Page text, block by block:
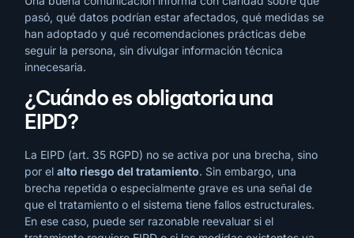
pasó, qué datos podrían estar afectados, qué medidas se
han adoptado y qué recomendaciones prácticas debe
seguir la persona, sin divulgar información técnica
innecesaria.
¿Cuándo es obligatoria una
EIPD?
La EIPD (art. 35 RGPD) no se activa por una brecha, sino
por el alto riesgo del tratamiento. Sin embargo, una
brecha repetida o especialmente grave es una señal de
que el tratamiento o el sistema tiene fallos estructurales.
En ese caso, puede ser razonable reevaluar si el